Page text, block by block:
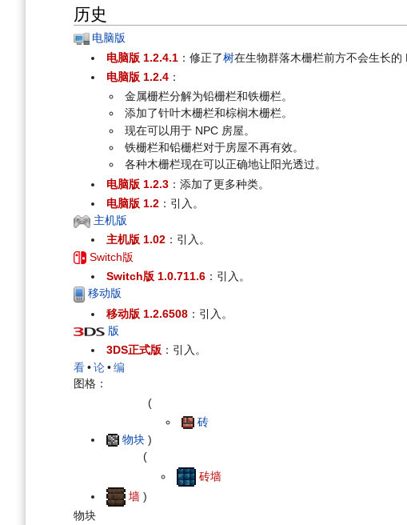
历史
电脑版
电脑版 1.2.4.1 ：修正了树在生物群落木栅栏前方不会生长的
电脑版 1.2.4 ：
金属栅栏分解为铅栅栏和铁栅栏。
添加了针叶木栅栏和棕榈木栅栏。
现在可以用于 NPC 房屋。
铁栅栏和铅栅栏对于房屋不再有效。
各种木栅栏现在可以正确地让阳光透过。
电脑版 1.2.3 ：添加了更多种类。
电脑版 1.2 ：引入。
主机版
主机版 1.02 ：引入。
Switch版
Switch版 1.0.711.6 ：引入。
移动版
移动版 1.2.6508 ：引入。
版
3DS正式版 ：引入。
看•论•编
图格：
物块
(
砖
)
墙
(
砖墙
)
物块